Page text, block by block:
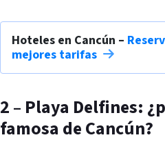
Hoteles en Cancún –
mejores tarifas
2 – Playa Delfines:
famosa de Cancún?